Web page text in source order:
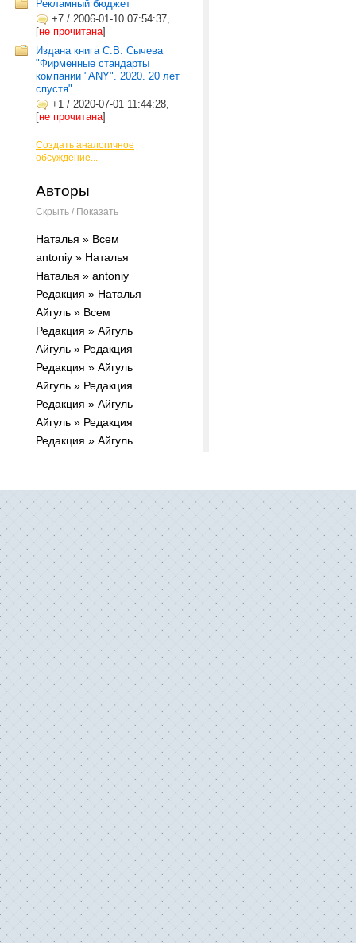
Рекламный бюджет
+7 / 2006-01-10 07:54:37,
[не прочитана]
Издана книга С.В. Сычева
"Фирменные стандарты
компании "ANY". 2020. 20 лет
спустя"
+1 / 2020-07-01 11:44:28,
[не прочитана]
Создать аналогичное
обсуждение...
Авторы
Скрыть / Показать
Наталья » Всем
antoniy » Наталья
Наталья » antoniy
Редакция » Наталья
Айгуль » Всем
Редакция » Айгуль
Айгуль » Редакция
Редакция » Айгуль
Айгуль » Редакция
Редакция » Айгуль
Айгуль » Редакция
Редакция » Айгуль